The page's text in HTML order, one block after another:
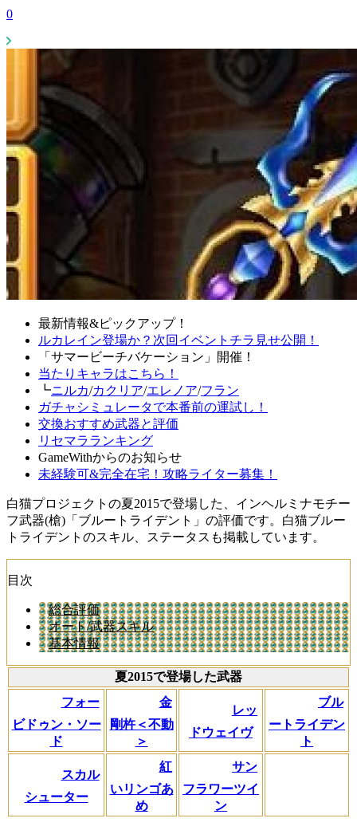
0
最新情報&ピックアップ！
ルカレイン登場か？次回イベントチラ見せ公開！
「サマービーチバケーション」開催！
当たりキャラはこちら！
┗ニルカ/カクリア/エレノア/フラン
ガチャシミュレータで本番前の運試し！
交換おすすめ武器と評価
リセマラランキング
GameWithからのお知らせ
未経験可&完全在宅！攻略ライター募集！
白猫プロジェクトの夏2015で登場した、インヘルミナモチー
フ武器(槍)「ブルートライデント」の評価です。白猫ブルー
トライデントのスキル、ステータスも掲載しています。
目次
総合評価
オート/武器スキル
基本情報
夏2015で登場した武器
フォー
ビドゥン・ソー
ド
金
剛杵＜不動
＞
レッ
ドウェイヴ
ブル
ートライデン
ト
スカル
シューター
紅
いリンゴあ
め
サン
フラワーツイ
ン